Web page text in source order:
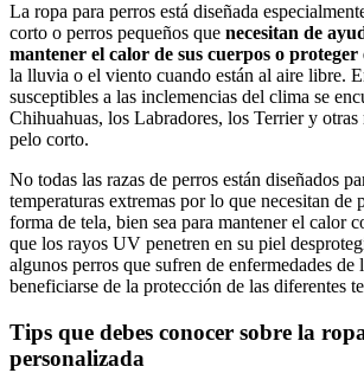
La ropa para perros está diseñada
corto o perros pequeños que necesitan de
mantener el calor de sus cuerpos o proteger
la lluvia o el viento cuando están al aire libre.
susceptibles a las inclemencias del clima se
Chihuahuas, los Labradores, los Terrier y otras
pelo corto.
No todas las razas de perros están diseñados
temperaturas extremas por lo que necesitan de
forma de tela, bien sea para mantener el calor
que los rayos UV penetren en su piel
algunos perros que sufren de enfermedades de
beneficiarse de la protección de las diferentes
Tips que debes conocer sobre la
personalizada